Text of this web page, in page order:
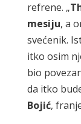
refrene. „
mesiju, a
svećenik.
itko osim
bio
da itko
Bojić,